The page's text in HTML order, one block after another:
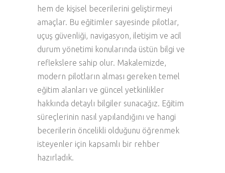
hem de kişisel becerilerini geliştirmeyi
amaçlar. Bu eğitimler sayesinde pilotlar,
uçuş güvenliği, navigasyon, iletişim ve acil
durum yönetimi konularında üstün bilgi ve
reflekslere sahip olur. Makalemizde,
modern pilotların alması gereken temel
eğitim alanları ve güncel yetkinlikler
hakkında detaylı bilgiler sunacağız. Eğitim
süreçlerinin nasıl yapılandığını ve hangi
becerilerin öncelikli olduğunu öğrenmek
isteyenler için kapsamlı bir rehber
hazırladık.